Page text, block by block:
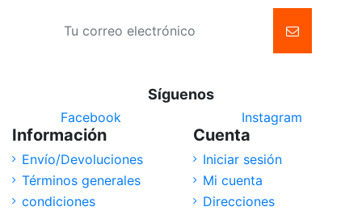
Síguenos
Facebook Instagram
Información
Envío/Devoluciones
Términos generales
condiciones
Cuenta
Iniciar sesión
Mi cuenta
Direcciones